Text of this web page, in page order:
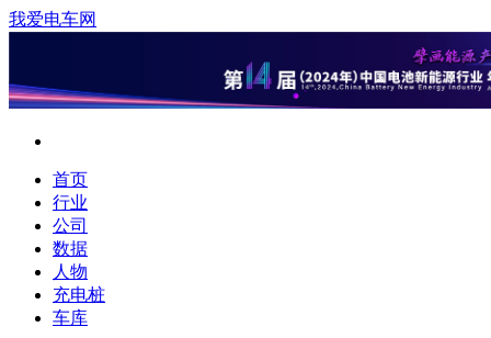
我爱电车网
首页
行业
公司
数据
人物
充电桩
车库